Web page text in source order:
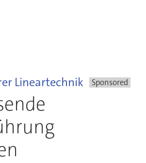
Lineartechnik Sponsored